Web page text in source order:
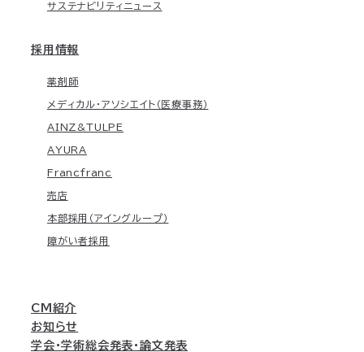
サステナビリティニュース
採用情報
薬剤師
メディカル・アソシエイト（医療事務）
AINZ&TULPE
AYURA
Francfranc
売店
本部採用（アイングループ）
障がい者採用
CM紹介
お知らせ
学会・学術総会発表・論文発表